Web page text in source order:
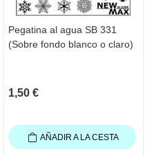
Pegatina al agua SB 331
(Sobre fondo blanco o claro)
1,50 €
AÑADIR A LA CESTA